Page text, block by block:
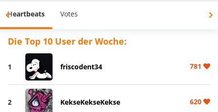
Heartbeats Votes
Die Top 10 User der Woche:
1 friscodent34 781
2 KekseKekseKekse 620